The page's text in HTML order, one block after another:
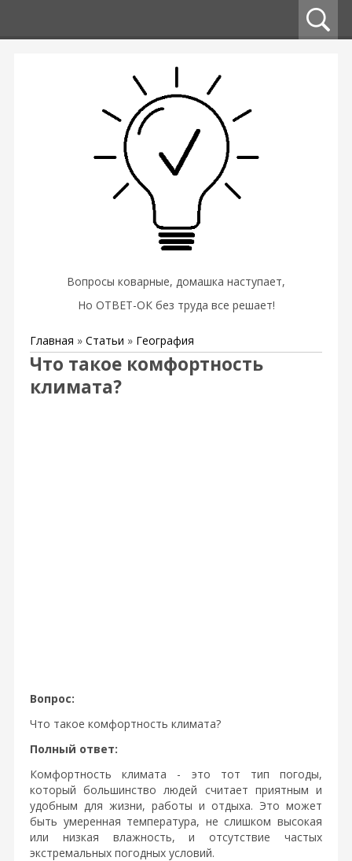
Вопросы коварные, домашка наступает,
Но ОТВЕТ-ОК без труда все решает!
Главная » Статьи » География
Что такое комфортность
климата?
Вопрос:
Что такое комфортность климата?
Полный ответ:
Комфортность климата - это тот тип погоды,
который большинство людей считает приятным и
удобным для жизни, работы и отдыха. Это может
быть умеренная температура, не слишком высокая
или низкая влажность, и отсутствие частых
экстремальных погодных условий.